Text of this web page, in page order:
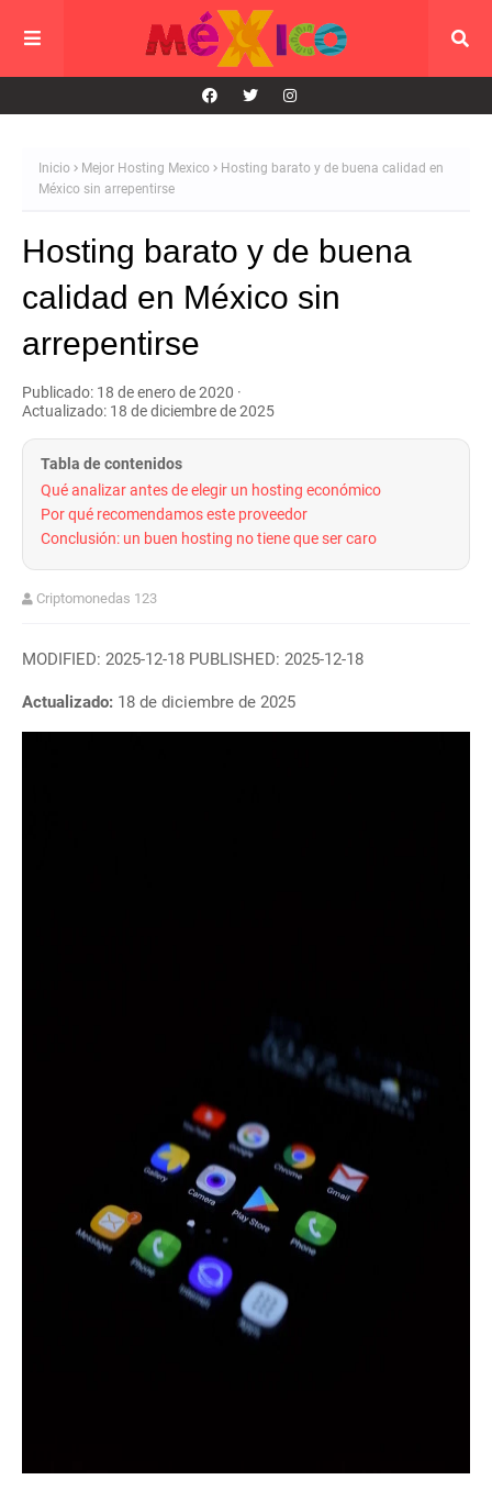
Inicio Mejor Hosting Mexico
Hosting barato y de buena calidad en
México sin arrepentirse
Hosting barato y de buena
calidad en México sin
arrepentirse
Publicado: 18 de enero de 2020 ·
Actualizado: 18 de diciembre de 2025
Tabla de contenidos
Qué analizar antes de elegir un hosting económico
Por qué recomendamos este proveedor
Conclusión: un buen hosting no tiene que ser caro
Criptomonedas 123
MODIFIED: 2025-12-18 PUBLISHED: 2025-12-18
Actualizado: 18 de diciembre de 2025